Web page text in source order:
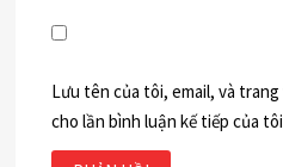
Lưu tên của tôi, email, và
cho lần bình luận kế tiếp của